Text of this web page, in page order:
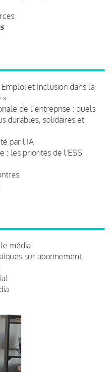
et Inclusion dans la
»
de l’entreprise : quels
durables, solidaires et
par l'IA
: les priorités de l'ESS
média
sur abonnement